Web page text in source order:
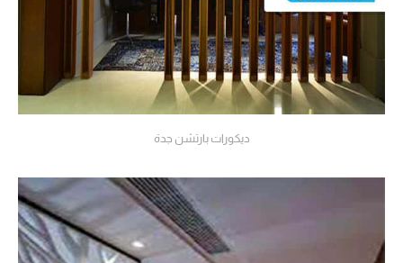
ديكورات بارتشن جدة